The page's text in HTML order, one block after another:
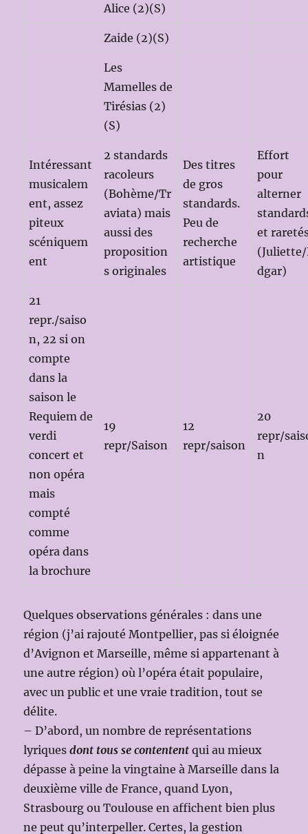
Alice (2)(S)
Zaide (2)(S)
Les
Mamelles de
Tirésias (2)
(S)
Intéressant
musicalem
ent, assez
piteux
scéniquem
ent
2 standards
racoleurs
(Bohème/Tr
aviata) mais
aussi des
proposition
s originales
Des titres
de gros
standards.
Peu de
recherche
artistique
Effort
pour
alterner
et
(Juliette/
dgar)
21
repr./saiso
n, 22 si on
compte
dans la
saison le
Requiem de
verdi
concert et
non opéra
mais
compté
comme
opéra dans
la brochure
19
repr/Saison
12
repr/saison
20
repr/
n
Quelques observations générales : dans une
région (j’ai rajouté Montpellier, pas si éloignée
d’Avignon et Marseille, même si appartenant à
une autre région) où l’opéra était populaire,
avec un public et une vraie tradition, tout se
délite.
– D’abord, un nombre de représentations
lyriquesdont tous se contentent qui au mieux
dépasse à peine la vingtaine à Marseille dans la
deuxième ville de France, quand Lyon,
Strasbourg ou Toulouse en affichent bien plus
ne peut qu’interpeller. Certes, la gestion